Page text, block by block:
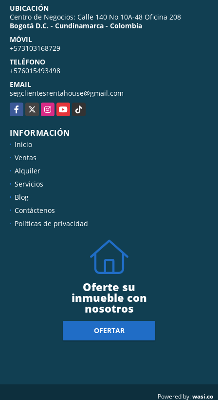
UBICACIÓN
Centro de Negocios: Calle 140 No 10A-48 Oficina 208
Bogotá D.C. - Cundinamarca - Colombia
MÓVIL
+573103168729
TELÉFONO
+576015493498
EMAIL
segclientesrentahouse@gmail.com
Facebook
X InstagramYouTubeTikTok
INFORMACIÓN
Inicio
Ventas
Alquiler
Servicios
Blog
Contáctenos
Políticas de privacidad
Oferte su
inmueble con
nosotros
OFERTAR
Powered by:wasi.co